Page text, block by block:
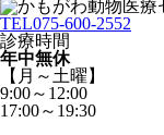
TEL075-600-2552
診療時間
年中無休
【月～土曜】
9:00～12:00
17:00～19:30